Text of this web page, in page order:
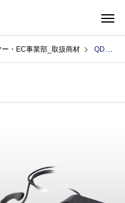
ー・EC事業部_取扱商材 QD LASER